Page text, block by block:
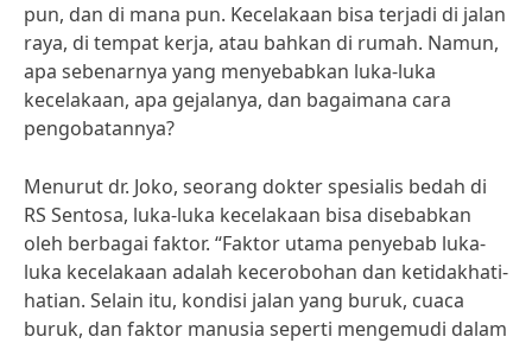
pun, dan di mana pun. Kecelakaan bisa terjadi di jalan
raya, di tempat kerja, atau bahkan di rumah. Namun,
apa sebenarnya yang menyebabkan luka-luka
kecelakaan, apa gejalanya, dan bagaimana cara
pengobatannya?
Menurut dr. Joko, seorang dokter spesialis bedah di
RS Sentosa, luka-luka kecelakaan bisa disebabkan
oleh berbagai faktor. “Faktor utama penyebab luka-
luka kecelakaan adalah kecerobohan dan ketidakhati-
hatian. Selain itu, kondisi jalan yang buruk, cuaca
buruk, dan faktor manusia seperti mengemudi dalam